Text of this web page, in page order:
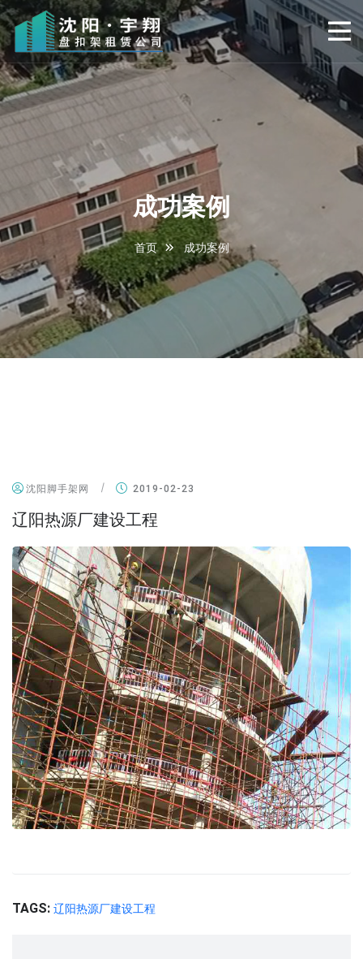
成功案例
首页 成功案例
沈阳脚手架网 2019-02-23
辽阳热源厂建设工程
TAGS: 辽阳热源厂建设工程